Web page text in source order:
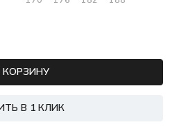
КОРЗИНУ
В 1 КЛИК